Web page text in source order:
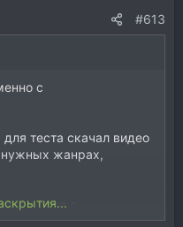
#613
с
для теста скачал видео
нужных жанрах,
рока с